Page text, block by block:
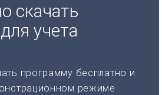
скачать
учета
программу бесплатно и
режиме